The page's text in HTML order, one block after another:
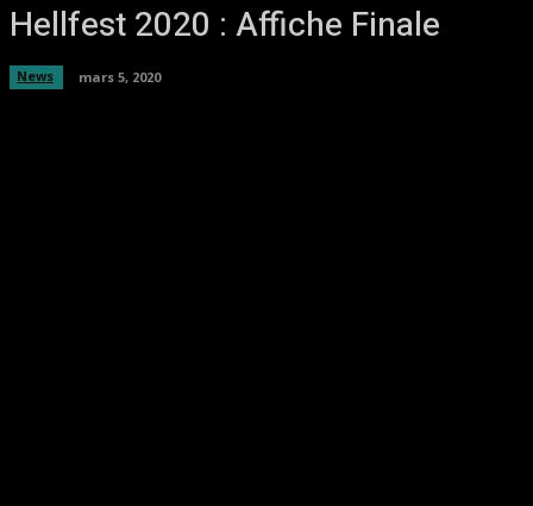
Hellfest 2020 : Affiche Finale
News mars 5, 2020